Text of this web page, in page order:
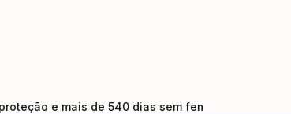
e mais de 540 dias sem feminicídio